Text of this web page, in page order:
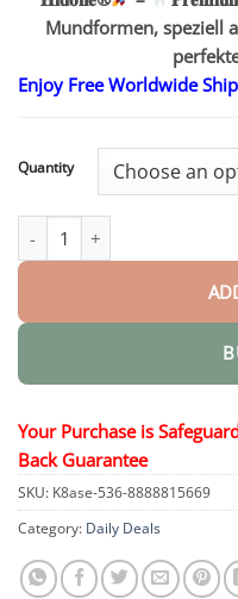
Mundformen, speziell
Enjoy Free Worldwide
Quantity
– 𝐏𝐫𝐞𝐦𝐢𝐮𝐦 𝐆𝐞𝐛𝐢𝐬𝐬 quantity
Your Purchase is
Back Guarantee
SKU: K8ase-536-8888815669
Category: Daily Deals